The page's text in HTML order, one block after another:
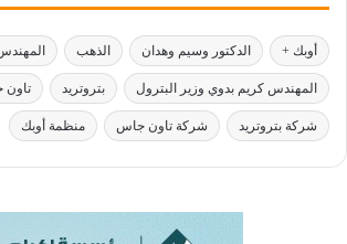
أوبك + الدكتور وسيم وهدان الذهب
المهندس كريم بدوي وزير البترول بتروتريد
شركة بتروتريد شركة تاون جاس منظمة أوبك